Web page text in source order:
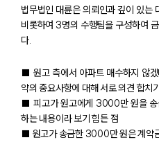
팀
대륜
오시
글로벌
고객의
통합
법무법인 대륜은 의뢰인과 깊이 있는
비롯하여 3명의 수행팀을 구성하여
다.
■ 원고 측에서 아파트 매수하지 않
약의 중요사항에 대해 서로 의견 합치
■ 피고가 원고에게 3000만 원을 송
하는 내용이라 보기 힘든 점
■ 원고가 송금한 3000만 원은 계약